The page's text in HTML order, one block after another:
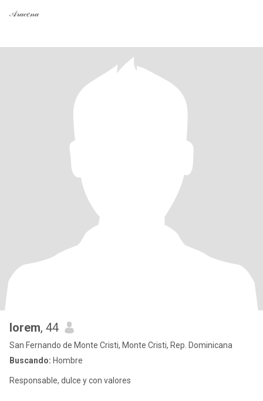
𝒜𝓇𝒶𝒸𝑒𝓃𝒶
lorem, 44
San Fernando de Monte Cristi, Monte Cristi, Rep. Dominicana
Buscando: Hombre
Responsable, dulce y con valores